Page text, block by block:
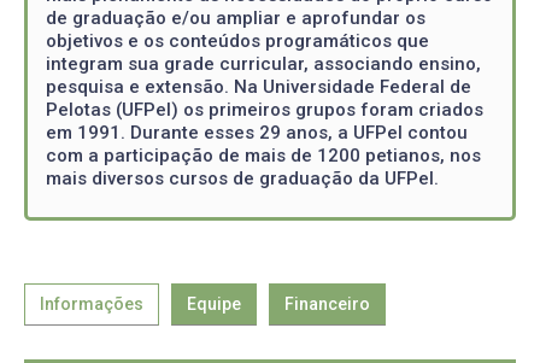
de graduação e/ou ampliar e aprofundar os
objetivos e os conteúdos programáticos que
integram sua grade curricular, associando ensino,
pesquisa e extensão. Na Universidade Federal de
Pelotas (UFPel) os primeiros grupos foram criados
em 1991. Durante esses 29 anos, a UFPel contou
com a participação de mais de 1200 petianos, nos
mais diversos cursos de graduação da UFPel.
Informações Equipe Financeiro